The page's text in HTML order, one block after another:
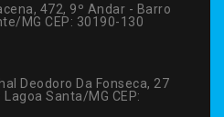
472, 9º Andar - Barro
MG CEP: 30190-130
Deodoro Da Fonseca, 27
Santa/MG CEP: